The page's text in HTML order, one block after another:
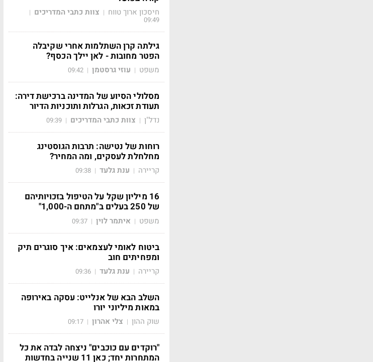
חיסכון ארוך טווח | צוות כתבי המדריכים |
09:49
גילתה קרן השתלמות אחרי שקיבלה
הפטר מחובות - לאן יילך הכסף?
משפט | עוזי גרסטמן |
09:42
מסלולי הסיוע של המדינה ברכישת דירה:
תעודת זכאות, הגרלות ותוכניות הדיור
נדל"ן | צוות כתבי המדריכים |
09:39
רוחות של נטישה: תרבות הגוסטינג
מחלחלת לעסקים, ומה המחיר?
קריירה | ענת גלעד |
09:38
16 מיליון שקל על הטיפול בזכויותיהם
של 250 בעלים ב"מתחם ה-1,000"
משפט | איתמר לוין |
09:37
ביטוח לאומי לעצמאים: איך סוגרים תיק
ומפחיתים חוב
קריירה | ענת גלעד |
09:36
השלב הבא של אנלייט: עסקה באירופה
במאות מיליוני יורו
שוק ההון | צלי אהרון |
09:17
"רוקדים עם כוכבים" ניצחה לבדה את כל
המתחרות יחד; כאן 11 שנייה בחדשות